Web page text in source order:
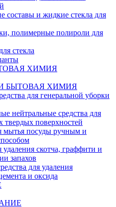
составы и жидкие стекла для
полимерные полироли для
стекла
ХИМИЯ
БЫТОВАЯ ХИМИЯ
для генеральной уборки
нейтральные средства для
поверхностей
мытья посуды ручным и
удаления скотча, граффити и
запахов
для удаления
и оксида